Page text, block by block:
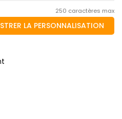
250 caractères max
LA PERSONNALISATION